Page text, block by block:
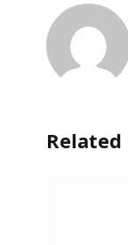
Related